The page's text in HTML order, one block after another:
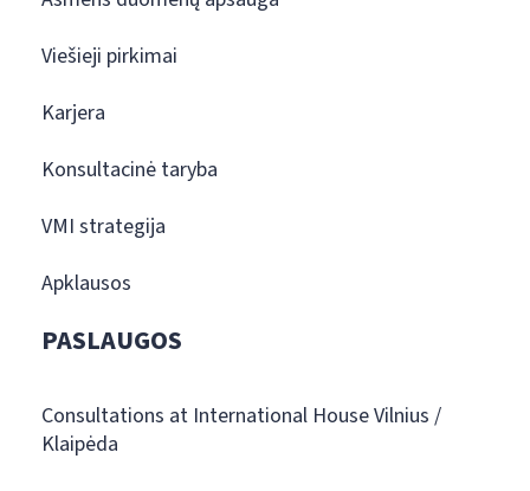
Viešieji pirkimai
Karjera
Konsultacinė taryba
VMI strategija
Apklausos
PASLAUGOS
Consultations at International House Vilnius /
Klaipėda